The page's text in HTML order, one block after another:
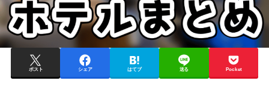
ポスト シェア はてブ 送る Pocket